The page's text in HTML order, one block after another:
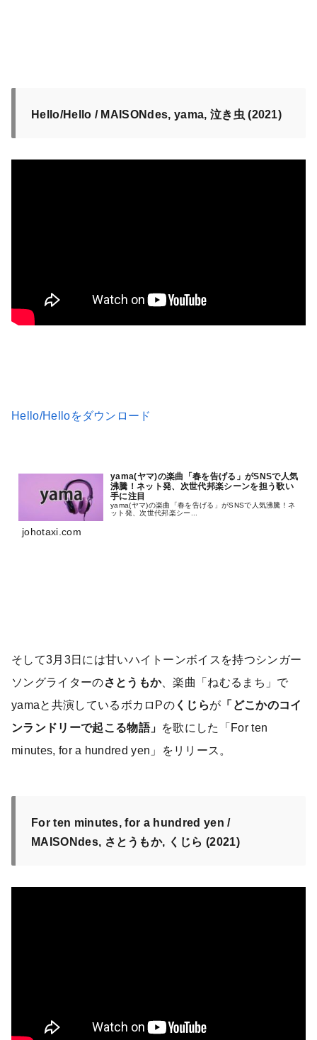
Hello/Hello / MAISONdes, yama, 泣き虫 (2021)
Hello/Helloをダウンロード
yama(ヤマ)の楽曲「春を告げる」がSNSで人気
沸騰！ネット発、次世代邦楽シーンを担う歌い
手に注目
yama(ヤマ)の楽曲「春を告げる」がSNSで人気沸騰！ネ
ット発、次世代邦楽シー...
johotaxi.com
そして3月3日には甘いハイトーンボイスを持つシンガー
ソングライターのさとうもか、楽曲「ねむるまち」で
yamaと共演しているボカロPの くじらが 「どこかのコイ
ンランドリーで起こる物語」 を歌にした「For ten
minutes, for a hundred yen」をリリース。
For ten minutes, for a hundred yen /
MAISONdes, さとうもか, くじら (2021)